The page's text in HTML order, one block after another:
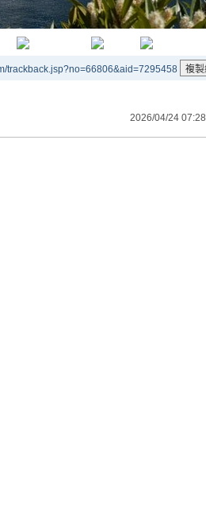
trackback.jsp?no=66806&aid=7295458
2026/04/24 07:28